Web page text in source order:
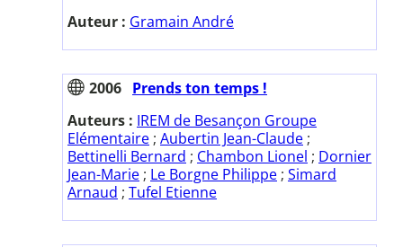
Auteur : Gramain André
2006 Prends ton temps !
Auteurs : IREM de Besançon Groupe
Elémentaire ; Aubertin Jean-Claude ;
Bettinelli Bernard ; Chambon Lionel ; Dornier
Jean-Marie ; Le Borgne Philippe ; Simard
Arnaud ; Tufel Etienne